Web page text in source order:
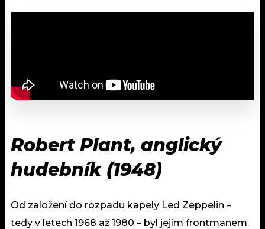
Robert Plant, anglický
hudebník (1948)
Od založení do rozpadu kapely Led Zeppelin –
tedy v letech 1968 až 1980 – byl jejím frontmanem.